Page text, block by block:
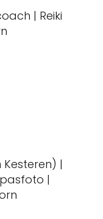
| Reiki
|
|